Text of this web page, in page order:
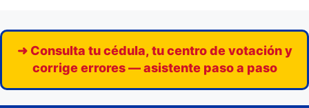
➜ Consulta tu cédula, tu centro de votación y
corrige errores — asistente paso a paso